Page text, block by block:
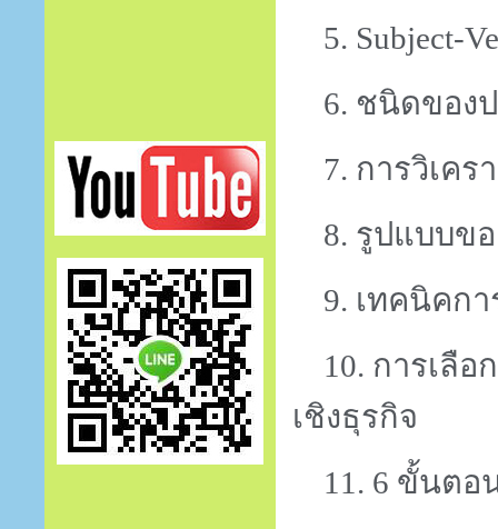
5. Subject-
6. ชนิดของ
7. การวิเคร
8. รูปแบบขอ
9. เทคนิคกา
10. การเลือ
เชิงธุรกิจ
11. 6 ขั้นตอ